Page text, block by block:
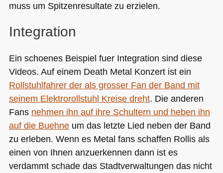
muss um Spitzenresultate zu erzielen.
Integration
Ein schoenes Beispiel fuer Integration sind diese
Videos. Auf einem Death Metal Konzert ist ein
Rollstuhlfahrer der als grosser Fan der Band mit
seinem Elektrorollstuhl Kreise dreht. Die anderen
Fans nehmen ihn auf ihre Schultern und heben ihn
auf die Buehneum das letzte Lied neben der Band
zu erleben. Wenn es Metal fans schaffen Rollis als
einen von Ihnen anzuerkennen dann ist es
verdammt schade das Stadtverwaltungen das nicht